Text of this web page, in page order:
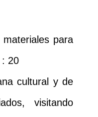
para
: 20
cultural y de
visitando